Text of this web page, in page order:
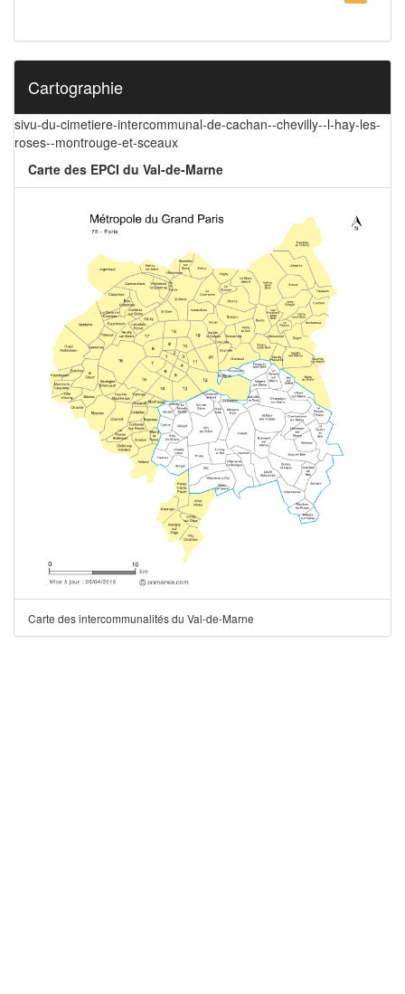
Cartographie
sivu-du-cimetiere-intercommunal-de-cachan--chevilly--l-hay-les-
roses--montrouge-et-sceaux
Carte des EPCI du Val-de-Marne
Carte des intercommunalités du Val-de-Marne